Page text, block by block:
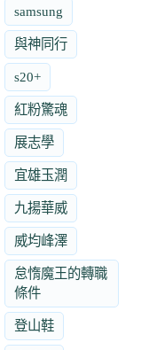
samsung
與神同行
s20+
紅粉驚魂
展志學
宜雄玉潤
九揚華威
威均峰澤
怠惰魔王的轉職
條件
登山鞋